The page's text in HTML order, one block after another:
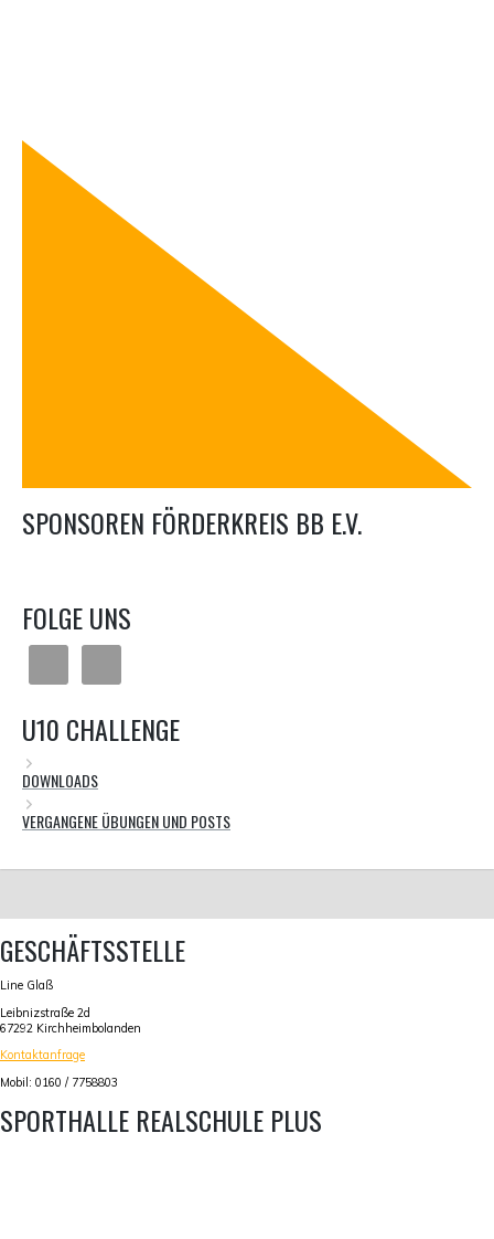
SPONSOREN FÖRDERKREIS BB E.V.
FOLGE UNS
U10 CHALLENGE
DOWNLOADS
VERGANGENE ÜBUNGEN UND POSTS
GESCHÄFTSSTELLE
Line Glaß
Leibnizstraße 2d
67292 Kirchheimbolanden
Kontaktanfrage
Mobil: 0160 / 7758803
SPORTHALLE REALSCHULE PLUS